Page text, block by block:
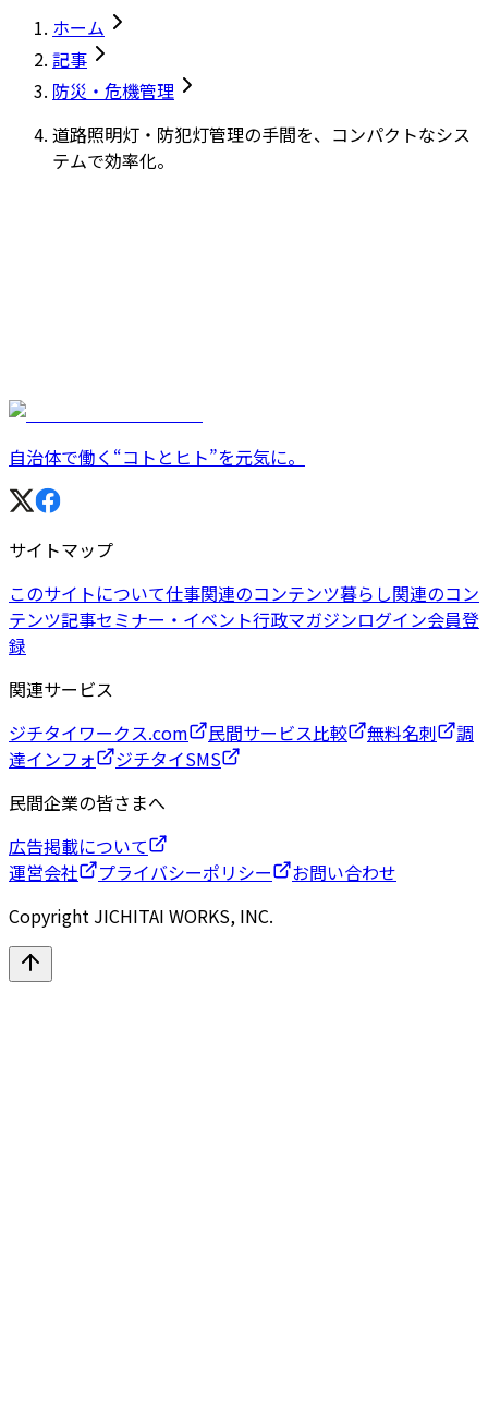
ホーム
記事
防災・危機管理
道路照明灯・防犯灯管理の手間を、コンパクトなシス
テムで効率化。
自治体で働く“コトとヒト”を元気に。
サイトマップ
このサイトについて仕事関連のコンテンツ暮らし関連のコン
テンツ記事セミナー・イベント行政マガジンログイン会員登
録
関連サービス
ジチタイワークス.com
民間サービス比較 無料名刺
調
達インフォ
ジチタイSMS
民間企業の皆さまへ
広告掲載について
運営会社
プライバシーポリシー
お問い合わせ
Copyright JICHITAI WORKS, INC.